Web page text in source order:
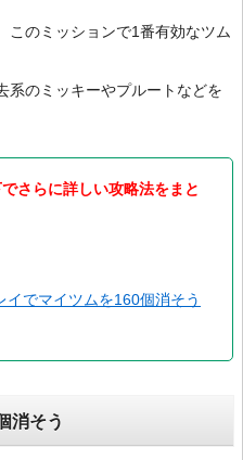
このミッションで1番有効なツム
系のミッキーやプルートなどを
さらに詳しい攻略法をまと
でマイツムを160個消そう
消そう